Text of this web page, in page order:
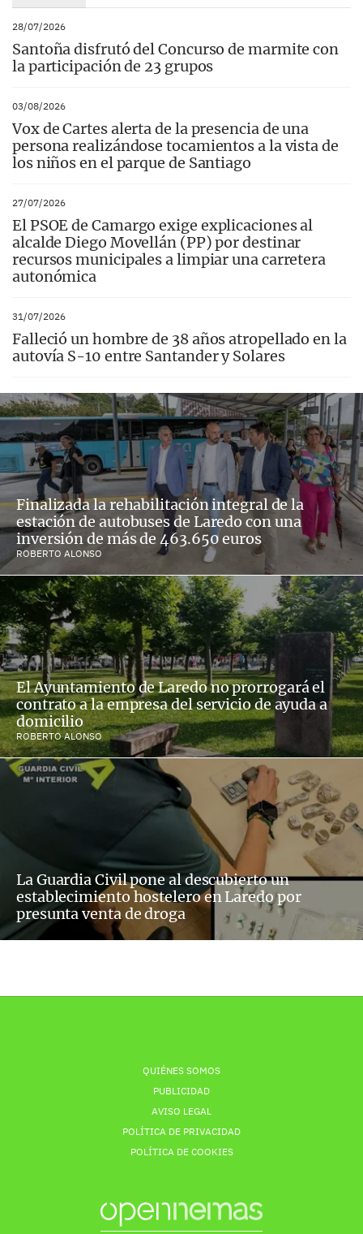
28/07/2026
Santoña disfrutó del Concurso de marmite con
la participación de 23 grupos
03/08/2026
Vox de Cartes alerta de la presencia de una
persona realizándose tocamientos a la vista de
los niños en el parque de Santiago
27/07/2026
El PSOE de Camargo exige explicaciones al
alcalde Diego Movellán (PP) por destinar
recursos municipales a limpiar una carretera
autonómica
31/07/2026
Falleció un hombre de 38 años atropellado en la
autovía S-10 entre Santander y Solares
Finalizada la rehabilitación integral de la
estación de autobuses de Laredo con una
inversión de más de 463.650 euros
ROBERTO ALONSO
El Ayuntamiento de Laredo no prorrogará el
contrato a la empresa del servicio de ayuda a
domicilio
ROBERTO ALONSO
La Guardia Civil pone al descubierto un
establecimiento hostelero en Laredo por
presunta venta de droga
QUIÉNES SOMOS
PUBLICIDAD
AVISO LEGAL
POLÍTICA DE PRIVACIDAD
POLÍTICA DE COOKIES